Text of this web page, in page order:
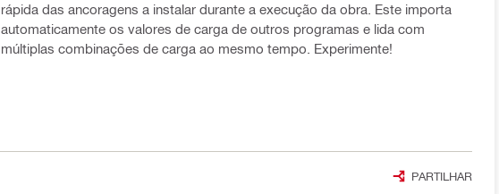
rápida das ancoragens a instalar durante a execução da obra. Este importa
automaticamente os valores de carga de outros programas e lida com
múltiplas combinações de carga ao mesmo tempo. Experimente!
PARTILHAR